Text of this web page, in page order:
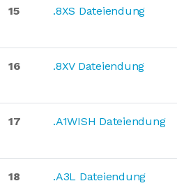
15 .8XS Dateiendung
16 .8XV Dateiendung
17 .A1WISH Dateiendung
18 .A3L Dateiendung